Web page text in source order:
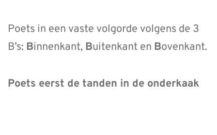
Poets in een vaste volgorde volgens de 3
B’s: Binnenkant, Buitenkant en Bovenkant.
Poets eerst de tanden in de onderkaak